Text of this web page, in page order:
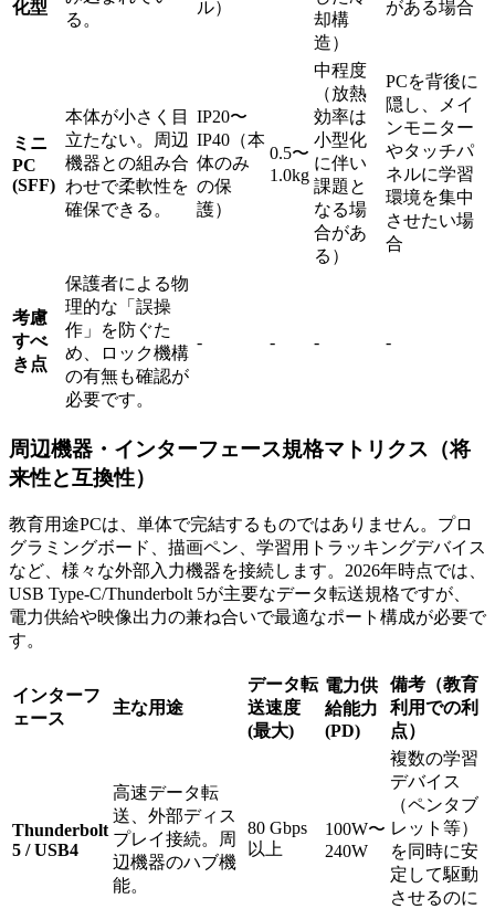
化型
る。
ル）
却構
造）
がある場合
ミニ
PC
(SFF)
本体が小さく目
立たない。周辺
機器との組み合
わせで柔軟性を
確保できる。
IP20〜
IP40（本
体のみ
の保
護）
0.5〜
1.0kg
中程度
（放熱
効率は
小型化
に伴い
課題と
なる場
合があ
る）
PCを背後に
隠し、メイ
ンモニター
やタッチパ
ネルに学習
環境を集中
させたい場
合
考慮
すべ
き点
保護者による物
理的な「誤操
作」を防ぐた
め、ロック機構
の有無も確認が
必要です。
- - - -
周辺機器・インターフェース規格マトリクス（将
来性と互換性）
教育用途PCは、単体で完結するものではありません。プロ
グラミングボード、描画ペン、学習用トラッキングデバイス
など、様々な外部入力機器を接続します。2026年時点では、
USB Type-C/Thunderbolt 5が主要なデータ転送規格ですが、
電力供給や映像出力の兼ね合いで最適なポート構成が必要で
す。
インターフ
ェース
主な用途
データ転
送速度
(最大)
電力供
給能力
(PD)
備考（教育
利用での利
点）
Thunderbolt
5 / USB4
高速データ転
送、外部ディス
プレイ接続。周
辺機器のハブ機
能。
80 Gbps
以上
100W〜
240W
複数の学習
デバイス
（ペンタブ
レット等）
を同時に安
定して駆動
させるのに